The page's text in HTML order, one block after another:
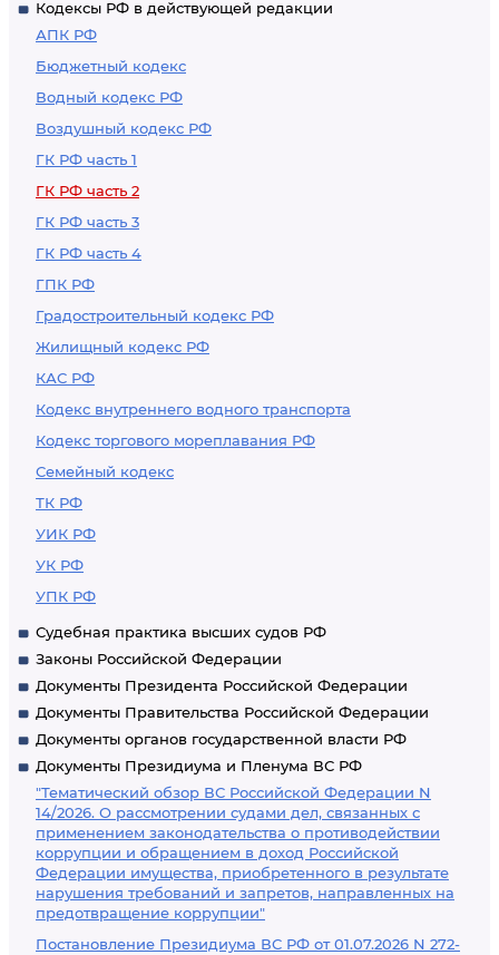
Кодексы РФ в действующей редакции
АПК РФ
Бюджетный кодекс
Водный кодекс РФ
Воздушный кодекс РФ
ГК РФ часть 1
ГК РФ часть 2
ГК РФ часть 3
ГК РФ часть 4
ГПК РФ
Градостроительный кодекс РФ
Жилищный кодекс РФ
КАС РФ
Кодекс внутреннего водного транспорта
Кодекс торгового мореплавания РФ
Семейный кодекс
ТК РФ
УИК РФ
УК РФ
УПК РФ
Судебная практика высших судов РФ
Законы Российской Федерации
Документы Президента Российской Федерации
Документы Правительства Российской Федерации
Документы органов государственной власти РФ
Документы Президиума и Пленума ВС РФ
"Тематический обзор ВС Российской Федерации N
14/2026. О рассмотрении судами дел, связанных с
применением законодательства о противодействии
коррупции и обращением в доход Российской
Федерации имущества, приобретенного в результате
нарушения требований и запретов, направленных на
предотвращение коррупции"
Постановление Президиума ВС РФ от 01.07.2026 N 272-